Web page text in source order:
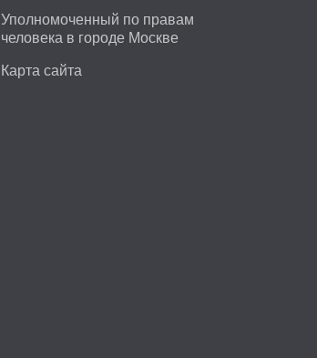
Уполномоченный по правам
человека в городе Москве
Карта сайта